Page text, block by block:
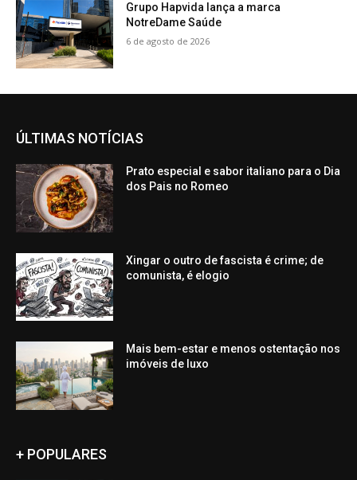
Grupo Hapvida lança a marca
NotreDame Saúde
6 de agosto de 2026
ÚLTIMAS NOTÍCIAS
Prato especial e sabor italiano para o Dia
dos Pais no Romeo
Xingar o outro de fascista é crime; de
comunista, é elogio
Mais bem-estar e menos ostentação nos
imóveis de luxo
+ POPULARES